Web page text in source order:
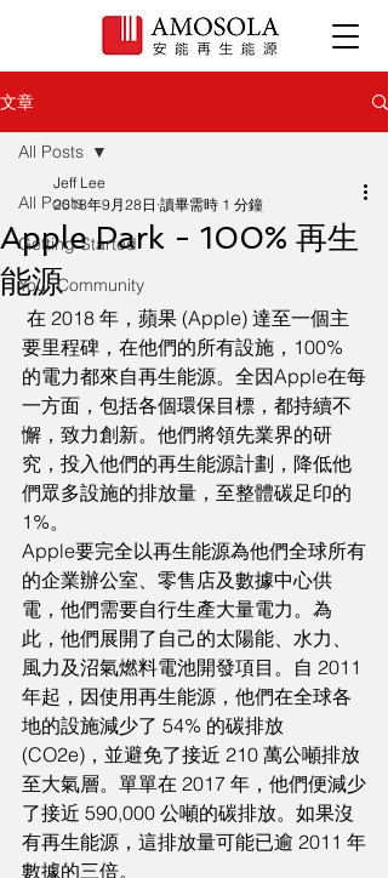
文章
All Posts
Getting Started
Your Community
All Posts
Apple Park - 100% 再生
能源
Jeff Lee
2018年9月28日 讀畢需時 1 分鐘
要里程碑，在他們的所有設施，100%
的電力都來自再生能源。全因Apple在每
一方面，包括各個環保目標，都持續不
懈，致力創新。他們將領先業界的研
究，投入他們的再生能源計劃，降低他
們眾多設施的排放量，至整體碳足印的
1%。
Apple要完全以再生能源為他們全球所有
的企業辦公室、零售店及數據中心供
電，他們需要自行生產大量電力。為
此，他們展開了自己的太陽能、水力、
風力及沼氣燃料電池開發項目。自 2011
年起，因使用再生能源，他們在全球各
地的設施減少了 54% 的碳排放
(CO2e)，並避免了接近 210 萬公噸排放
至大氣層。單單在 2017 年，他們便減少
了接近 590,000 公噸的碳排放。如果沒
有再生能源，這排放量可能已逾 2011 年
數據的三倍。